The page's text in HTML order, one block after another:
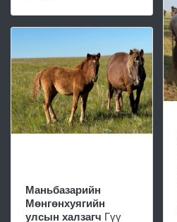
Маньбазарийн
Мөнгөнхуягийн
улсын халзагч Гүү